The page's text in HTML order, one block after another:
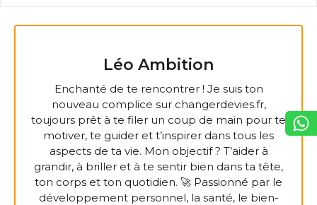
Léo Ambition
Enchanté de te rencontrer ! Je suis ton
nouveau complice sur changerdevies.fr,
toujours prêt à te filer un coup de main pour te
motiver, te guider et t’inspirer dans tous les
aspects de ta vie. Mon objectif ? T’aider à
grandir, à briller et à te sentir bien dans ta tête,
ton corps et ton quotidien. 🚀 Passionné par le
développement personnel, la santé, le bien-